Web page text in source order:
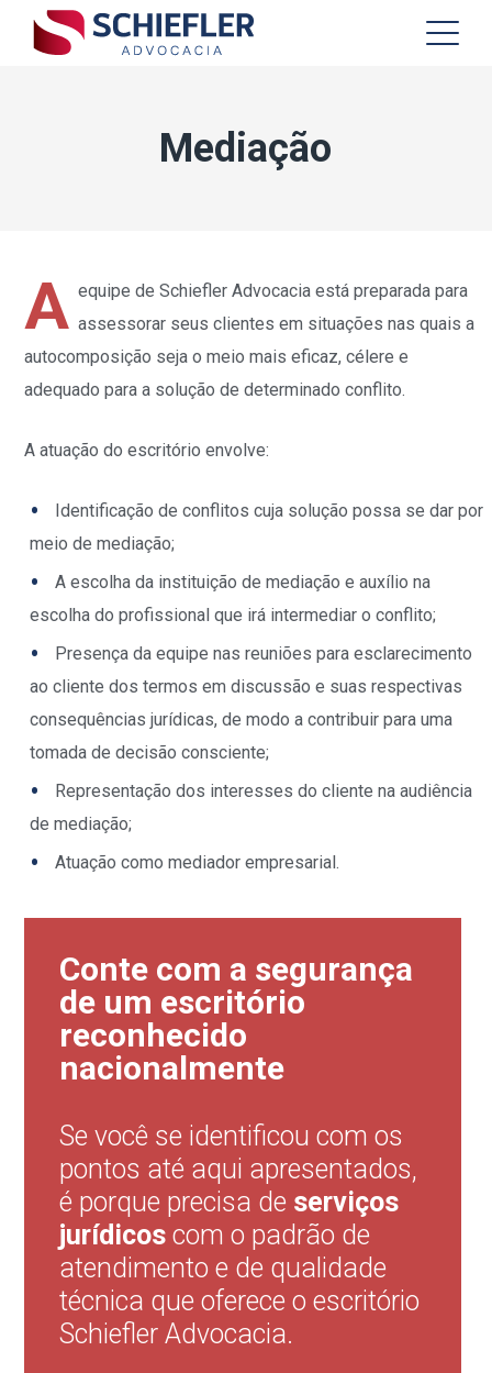
Mediação
A equipe de Schiefler Advocacia está preparada para
assessorar seus clientes em situações nas quais a
autocomposição seja o meio mais eficaz, célere e
adequado para a solução de determinado conflito.
A atuação do escritório envolve:
Identificação de conflitos cuja solução possa se dar por
meio de mediação;
A escolha da instituição de mediação e auxílio na
escolha do profissional que irá intermediar o conflito;
Presença da equipe nas reuniões para esclarecimento
ao cliente dos termos em discussão e suas respectivas
consequências jurídicas, de modo a contribuir para uma
tomada de decisão consciente;
Representação dos interesses do cliente na audiência
de mediação;
Atuação como mediador empresarial.
Conte com a segurança
de um escritório
reconhecido
nacionalmente
Se você se identificou com os
pontos até aqui apresentados,
é porque precisa de serviços
jurídicos com o padrão de
atendimento e de qualidade
técnica que oferece o escritório
Schiefler Advocacia.